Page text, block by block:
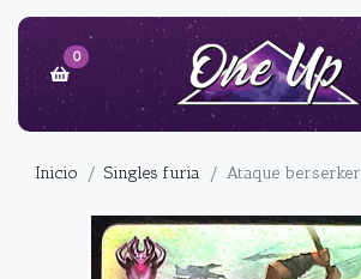
0
Inicio Singles furia Ataque berserker